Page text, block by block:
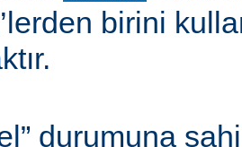
birini
durumuna